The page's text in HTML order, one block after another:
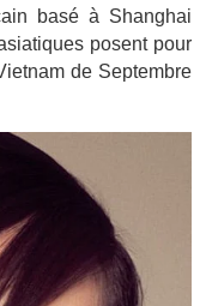
basé à Shanghai
posent pour
de Septembre